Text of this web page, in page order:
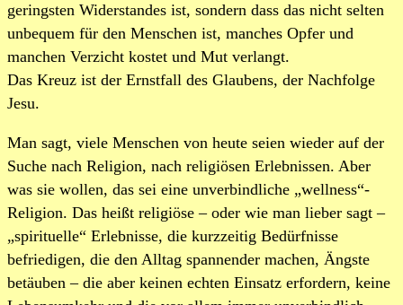
geringsten Widerstandes ist, sondern dass das nicht selten
unbequem für den Menschen ist, manches Opfer und
manchen Verzicht kostet und Mut verlangt.
Das Kreuz ist der Ernstfall des Glaubens, der Nachfolge
Jesu.
Man sagt, viele Menschen von heute seien wieder auf der
Suche nach Religion, nach religiösen Erlebnissen. Aber
was sie wollen, das sei eine unverbindliche „wellness“-
Religion. Das heißt religiöse – oder wie man lieber sagt –
„spirituelle“ Erlebnisse, die kurzzeitig Bedürfnisse
befriedigen, die den Alltag spannender machen, Ängste
betäuben – die aber keinen echten Einsatz erfordern, keine